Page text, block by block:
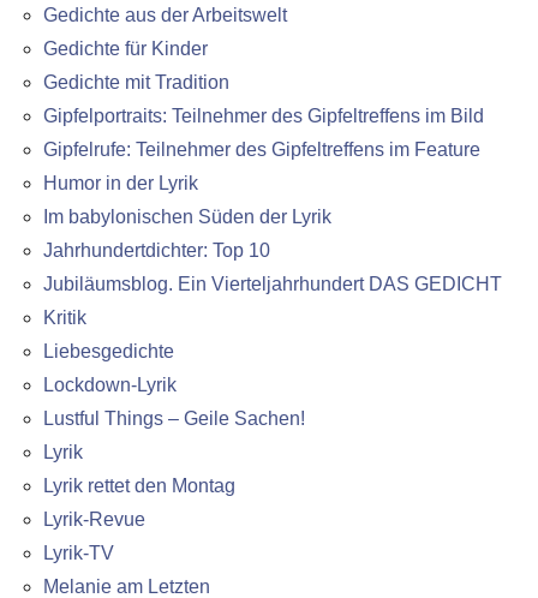
Gedichte aus der Arbeitswelt
Gedichte für Kinder
Gedichte mit Tradition
Gipfelportraits: Teilnehmer des Gipfeltreffens im Bild
Gipfelrufe: Teilnehmer des Gipfeltreffens im Feature
Humor in der Lyrik
Im babylonischen Süden der Lyrik
Jahrhundertdichter: Top 10
Jubiläumsblog. Ein Vierteljahrhundert DAS GEDICHT
Kritik
Liebesgedichte
Lockdown-Lyrik
Lustful Things – Geile Sachen!
Lyrik
Lyrik rettet den Montag
Lyrik-Revue
Lyrik-TV
Melanie am Letzten